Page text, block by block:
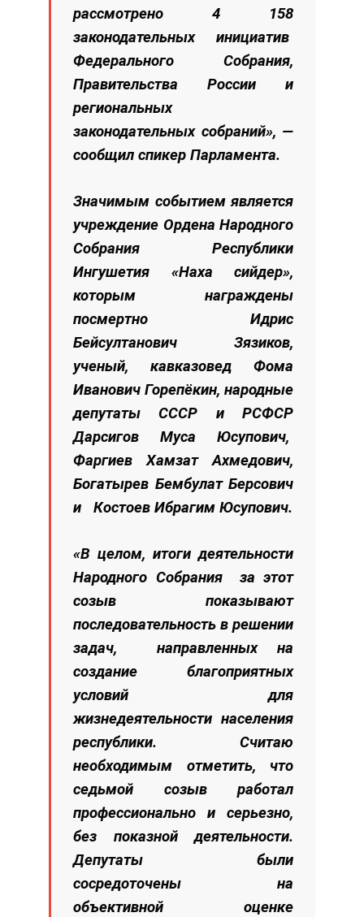
рассмотрено 4 158
законодательных инициатив
Федерального Собрания,
Правительства России и
региональных
законодательных собраний», —
сообщил спикер Парламента.
Значимым событием является
учреждение Ордена Народного
Собрания Республики
Ингушетия «Наха сийдер»,
которым награждены
посмертно Идрис
Бейсултанович Зязиков,
ученый, кавказовед Фома
Иванович Горепёкин, народные
депутаты СССР и РСФСР
Дарсигов Муса Юсупович,
Фаргиев Хамзат Ахмедович,
Богатырев Бембулат Берсович
и Костоев Ибрагим Юсупович.
«В целом, итоги деятельности
Народного Собрания за этот
созыв показывают
последовательность в решении
задач, направленных на
создание благоприятных
условий для
жизнедеятельности населения
республики. Считаю
необходимым отметить, что
седьмой созыв работал
профессионально и серьезно,
без показной деятельности.
Депутаты были
сосредоточены на
объективной оценке